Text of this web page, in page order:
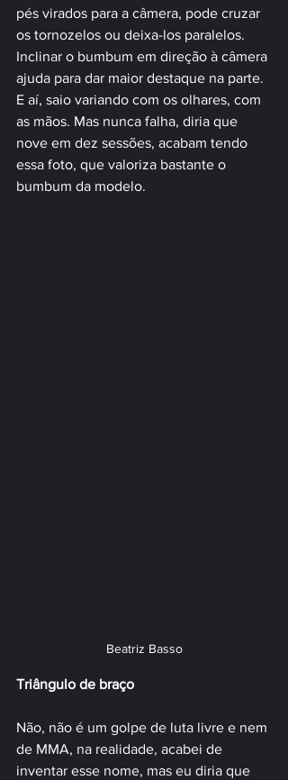
pés virados para a câmera, pode cruzar
os tornozelos ou deixa-los paralelos.
Inclinar o bumbum em direção à câmera
ajuda para dar maior destaque na parte.
E aí, saio variando com os olhares, com
as mãos. Mas nunca falha, diria que
nove em dez sessões, acabam tendo
essa foto, que valoriza bastante o
bumbum da modelo.
Beatriz Basso
Triângulo de braço
Não, não é um golpe de luta livre e nem
de MMA, na realidade, acabei de
inventar esse nome, mas eu diria que